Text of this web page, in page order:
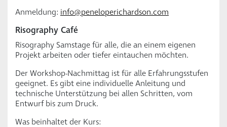
Anmeldung: info@peneloperichardson.com
Risography Café
Risography Samstage für alle, die an einem eigenen
Projekt arbeiten oder tiefer eintauchen möchten.
Der Workshop-Nachmittag ist für alle Erfahrungsstufen
geeignet. Es gibt eine individuelle Anleitung und
technische Unterstützung bei allen Schritten, vom
Entwurf bis zum Druck.
Was beinhaltet der Kurs: